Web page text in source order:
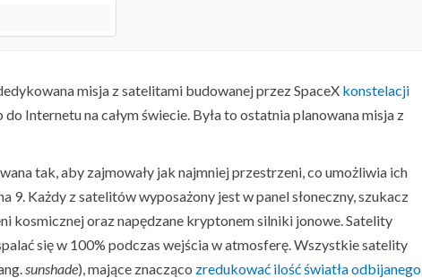
misja z satelitami budowanej przez SpaceX konstelacji
Internetu na całym świecie. Była to ostatnia planowana misja z
tak, aby zajmowały jak najmniej przestrzeni, co umożliwia ich
9. Każdy z satelitów wyposażony jest w panel słoneczny, szukacz
kosmicznej oraz napędzane kryptonem silniki jonowe. Satelity
się w 100% podczas wejścia w atmosferę. Wszystkie satelity
sunshade), mające znacząco zredukować ilość światła odbijanego